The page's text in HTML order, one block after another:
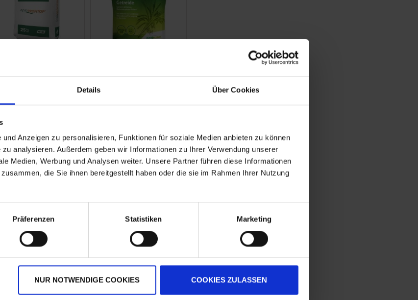
Details Über Cookies
Anzeigen zu personalisieren, Funktionen für soziale Medien anbieten zu können
analysieren. Außerdem geben wir Informationen zu Ihrer Verwendung unserer
Medien, Werbung und Analysen weiter. Unsere Partner führen diese Informationen
die Sie ihnen bereitgestellt haben oder die sie im Rahmen Ihrer Nutzung
Präferenzen Statistiken Marketing
NUR NOTWENDIGE COOKIES COOKIES ZULASSEN
Amplix Optivi
Biotrinsic PK-